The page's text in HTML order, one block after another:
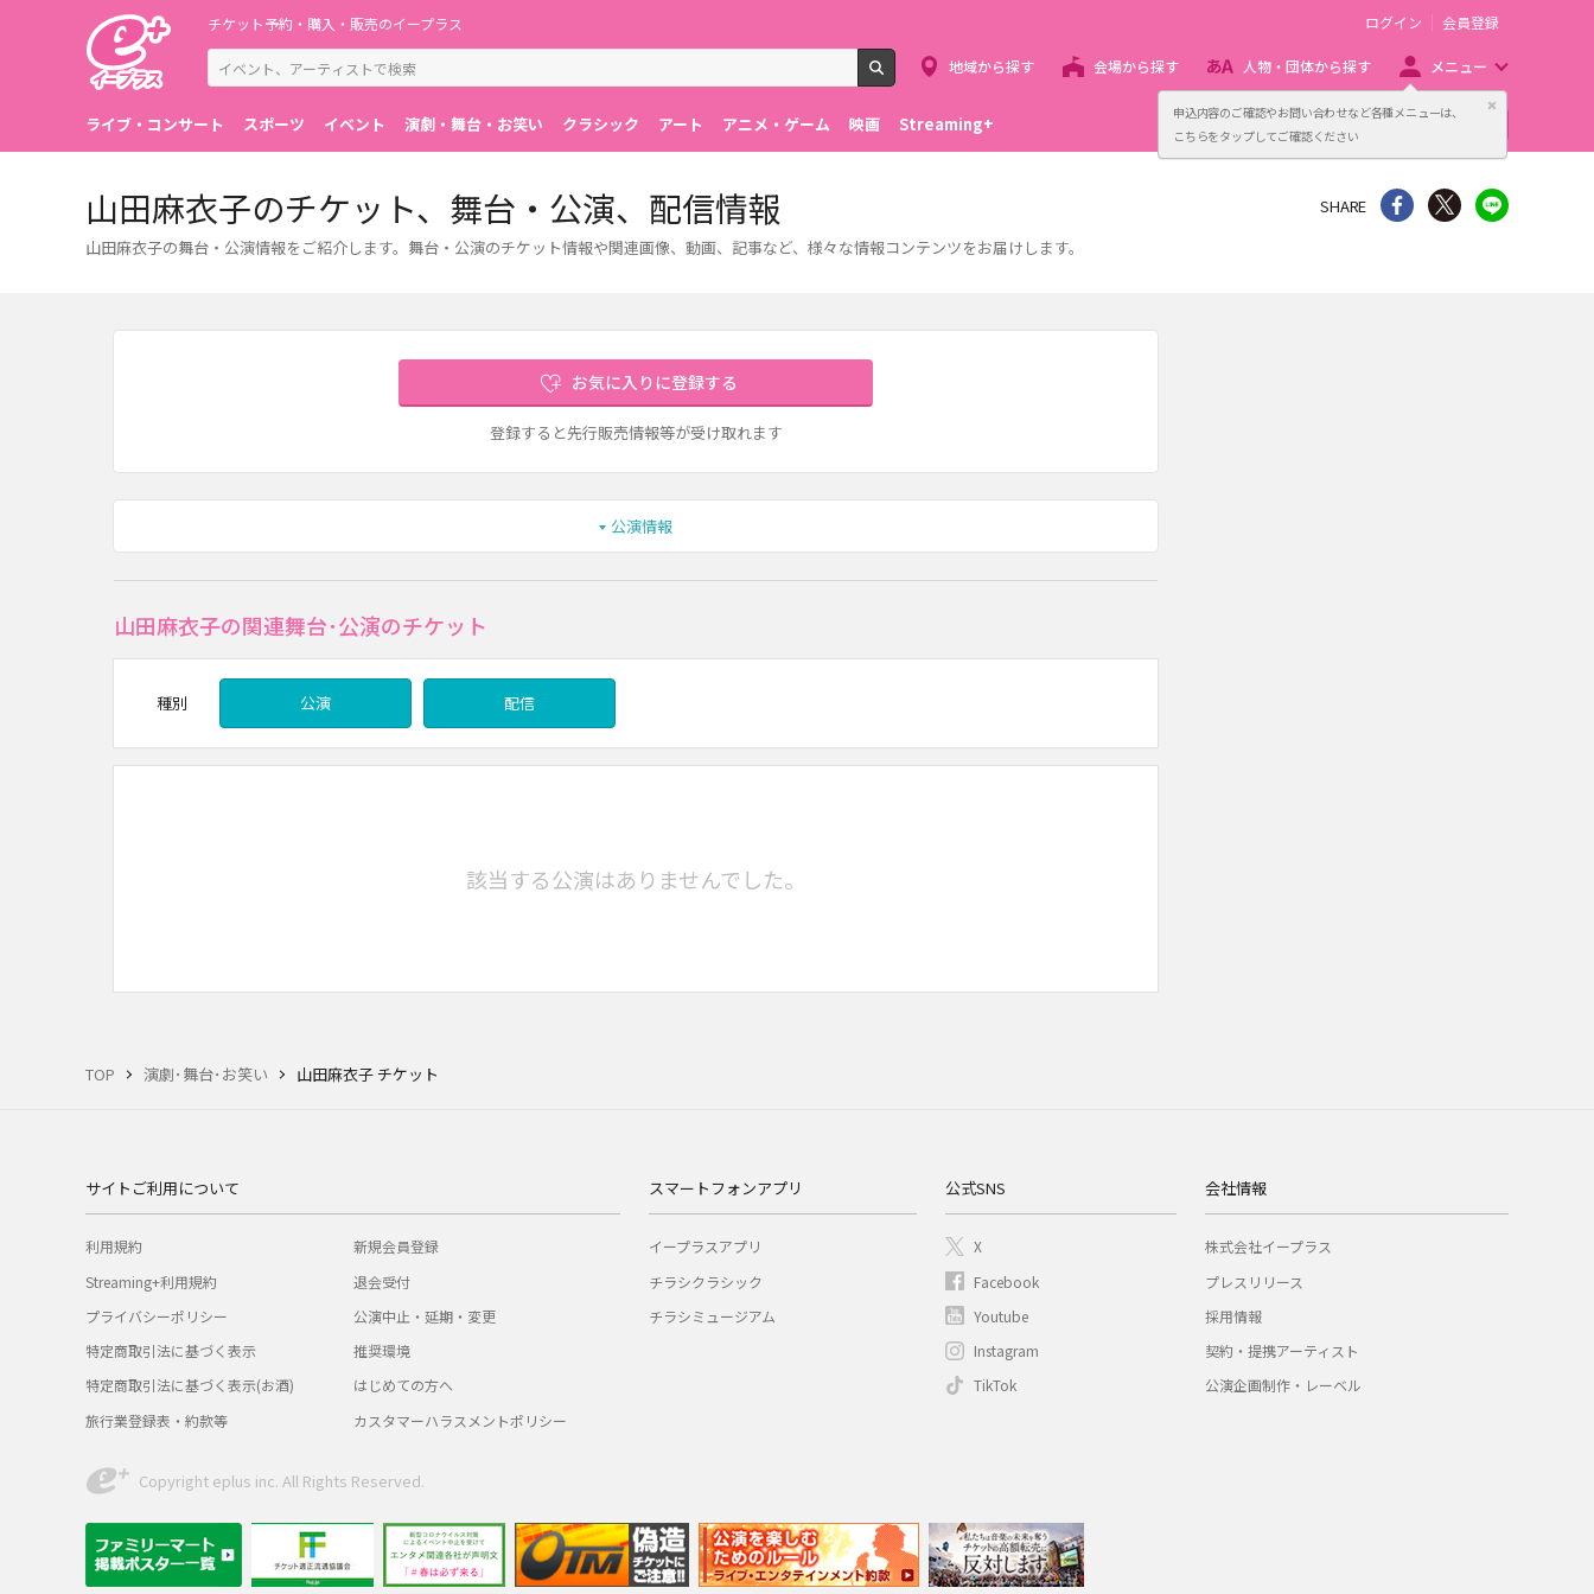
申込内容のご確認やお問い合わせなど各種メニューは、
こちらをタップしてご確認ください
閉じる
チケット予約・購入・販売のイープラス
検索
ログイン 会員登録
地域から探す 会場から探す 人物・団体から探す メニュー
ライブ・コンサート スポーツ イベント 演劇・舞台・お笑い クラシック アート アニメ・ゲーム 映画 Streaming+ 主催者向け販売サービス
TOP 演劇･舞台･お笑い 山田麻衣子 チケット
山田麻衣子のチケット、舞台・公演、配信情報
山田麻衣子の舞台・公演情報をご紹介します。舞台・公演のチケット情報や関連画像、動画、記事など、様々な情報コンテンツをお届けします。
SHARE シェア Twitter
お気に入りに登録する
登録すると先行販売情報等が受け取れます
公演情報
山田麻衣子の関連舞台･公演のチケット
種別 公演 配信
該当する公演はありませんでした。
サイトご利用について
利用規約
Streaming+利用規約
プライバシーポリシー
特定商取引法に基づく表示
特定商取引法に基づく表示(お酒)
旅行業登録表・約款等
新規会員登録
退会受付
公演中止・延期・変更
推奨環境
はじめての方へ
カスタマーハラスメントポリシー
スマートフォンアプリ
イープラスアプリ
チラシクラシック
チラシミュージアム
公式SNS
X
Facebook
Youtube
Instagram
TikTok
会社情報
株式会社イープラス
プレスリリース
採用情報
契約・提携アーティスト
公演企画制作・レーベル
Copyright eplus inc. All Rights Reserved.